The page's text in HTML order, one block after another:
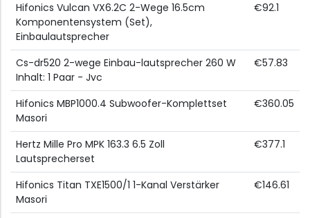
Hifonics Vulcan VX6.2C 2-Wege 16.5cm
Komponentensystem (Set),
Einbaulautsprecher
€92.1
Cs-dr520 2-wege Einbau-lautsprecher 260 W
Inhalt: 1 Paar - Jvc
€57.83
Hifonics MBP1000.4 Subwoofer-Komplettset
Masori
€360.05
Hertz Mille Pro MPK 163.3 6.5 Zoll
Lautsprecherset
€377.1
Hifonics Titan TXE1500/1 1-Kanal Verstärker
Masori
€146.61